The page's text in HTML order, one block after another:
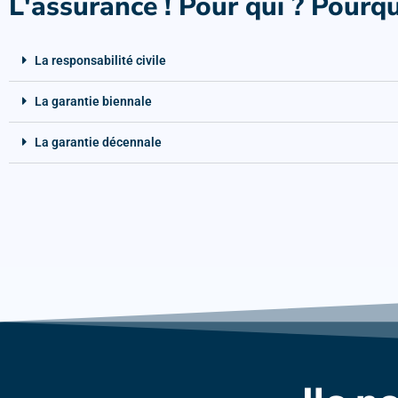
La responsabilité civile
La garantie biennale
La garantie décennale